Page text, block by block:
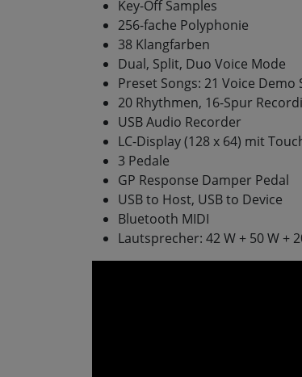
Key-Off Samples
256-fache Polyphonie
38 Klangfarben
Dual, Split, Duo Voice Mode
Preset Songs: 21 Voice
20 Rhythmen, 16-Spur
USB Audio Recorder
LC-Display (128 x 64) mit
3 Pedale
GP Response Damper Pedal
USB to Host, USB to Device
Bluetooth MIDI
Lautsprecher: 42 W + 50 W +